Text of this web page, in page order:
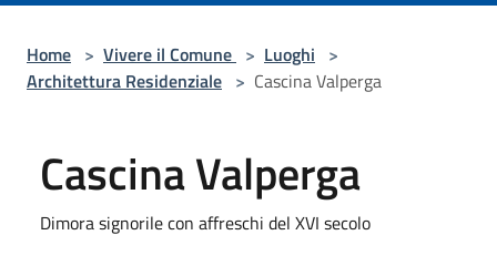
Home > Vivere il Comune > Luoghi >
Architettura Residenziale > Cascina Valperga
Cascina Valperga
Dimora signorile con affreschi del XVI secolo